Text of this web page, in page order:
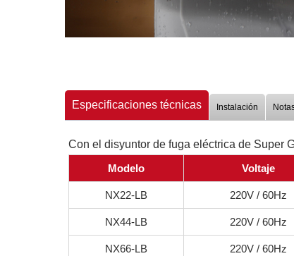
Especificaciones técnicas Instalación
Con el disyuntor de fuga eléctrica de Super
Modelo
Voltaje
NX22-LB 220V / 60Hz
NX44-LB 220V / 60Hz
NX66-LB 220V / 60Hz